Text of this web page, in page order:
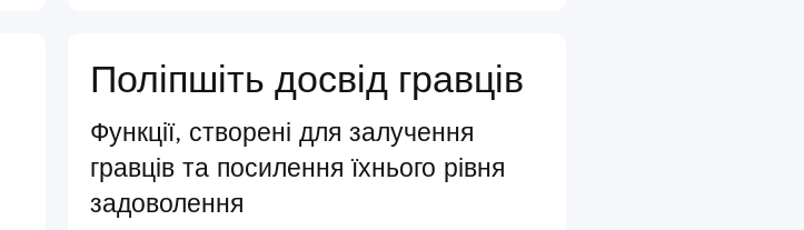
Поліпшіть досвід гравців
Функції, створені для залучення
гравців та посилення їхнього рівня
задоволення